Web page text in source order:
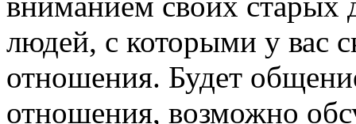
людей, с которыми у вас
отношения. Будет
отношения, возможно